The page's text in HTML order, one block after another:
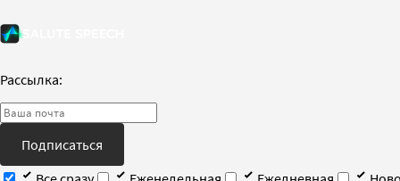
Рассылка:
Подписаться